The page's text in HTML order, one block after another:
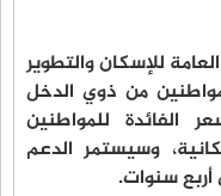
للإسكان والتطوير
من ذوي الدخل
الفائدة للمواطنين
وسيستمر الدعم
سنوات.